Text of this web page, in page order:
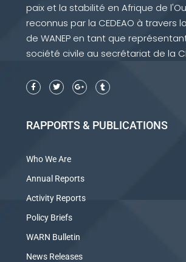
paix et la stabilité en Afrique de
reconnus par la CEDEAO à travers
de WANEP en tant que
société civile au secrétariat de la
RAPPORTS & PUBLICATIONS
Who We Are
Annual Reports
Activity Reports
Policy Briefs
WARN Bulletin
News Releases